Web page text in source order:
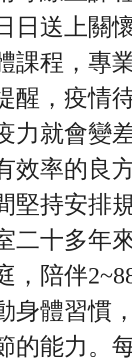
日送上關
課程，專
醒，疫情
力就會變
效率的良
堅持安排
二十多年
，陪伴
身體習慣
的能力。